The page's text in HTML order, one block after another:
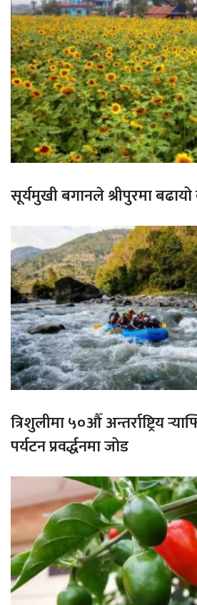
सूर्यमुखी बगानले श्रीपुरमा
त्रिशुलीमा ५०औँ अन्तर्राष्ट्रिय
पर्यटन प्रवर्द्धनमा जोड